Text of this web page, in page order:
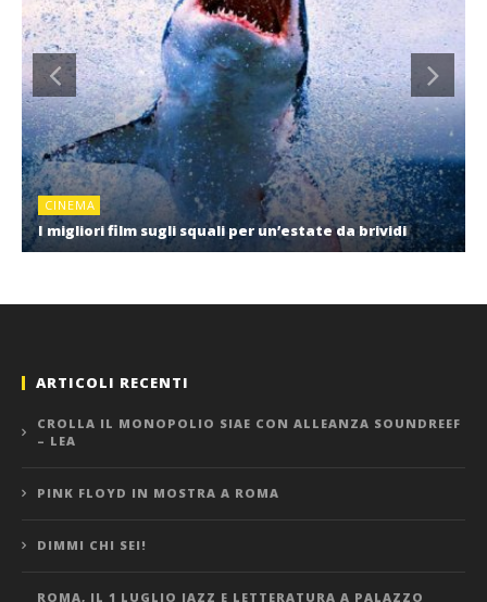
CINEMA
I migliori film sugli squali per un’estate da brividi
ARTICOLI RECENTI
CROLLA IL MONOPOLIO SIAE CON ALLEANZA SOUNDREEF
– LEA
PINK FLOYD IN MOSTRA A ROMA
DIMMI CHI SEI!
ROMA, IL 1 LUGLIO JAZZ E LETTERATURA A PALAZZO